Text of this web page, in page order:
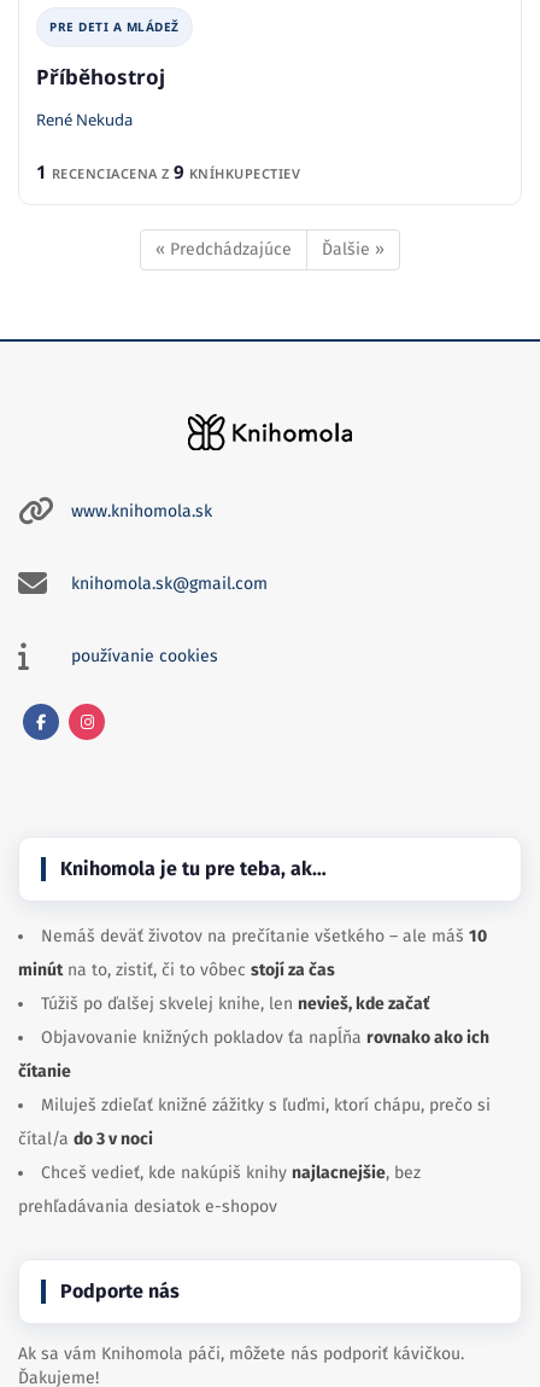
PRE DETI A MLÁDEŽ
Příběhostroj
René Nekuda
1 RECENCIACENA Z 9 KNÍHKUPECTIEV
« Predchádzajúce Ďalšie »
www.knihomola.sk
knihomola.sk@gmail.com
používanie cookies
Knihomola je tu pre teba, ak…
Nemáš deväť životov na prečítanie všetkého – ale máš 10
minútna to, zistiť, či to vôbec stojí za čas
Túžiš po ďalšej skvelej knihe, len nevieš, kde začať
Objavovanie knižných pokladov ťa napĺňa rovnako ako ich
čítanie
Miluješ zdieľať knižné zážitky s ľuďmi, ktorí chápu, prečo si
čítal/a do 3 v noci
Chceš vedieť, kde nakúpiš knihy najlacnejšie, bez
prehľadávania desiatok e-shopov
Podporte nás
Ak sa vám Knihomola páči, môžete nás podporiť kávičkou.
Ďakujeme!